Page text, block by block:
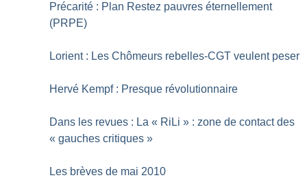
Précarité : Plan Restez pauvres éternellement
(PRPE)
Lorient : Les Chômeurs rebelles-CGT veulent peser
Hervé Kempf : Presque révolutionnaire
Dans les revues : La « RiLi » : zone de contact des
« gauches critiques »
Les brèves de mai 2010